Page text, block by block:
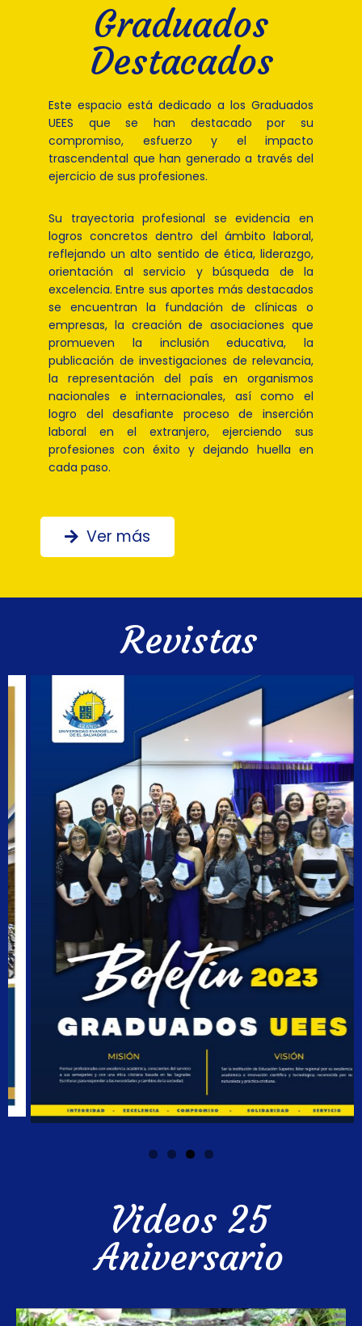
Graduados
Destacados
Este espacio está dedicado a los Graduados
UEES que se han destacado por su
compromiso, esfuerzo y el impacto
trascendental que han generado a través del
ejercicio de sus profesiones.
Su trayectoria profesional se evidencia en
logros concretos dentro del ámbito laboral,
reflejando un alto sentido de ética, liderazgo,
orientación al servicio y búsqueda de la
excelencia. Entre sus aportes más destacados
se encuentran la fundación de clínicas o
empresas, la creación de asociaciones que
promueven la inclusión educativa, la
publicación de investigaciones de relevancia,
la representación del país en organismos
nacionales e internacionales, así como el
logro del desafiante proceso de inserción
laboral en el extranjero, ejerciendo sus
profesiones con éxito y dejando huella en
cada paso.
Ver más
Revistas
Videos 25
Aniversario